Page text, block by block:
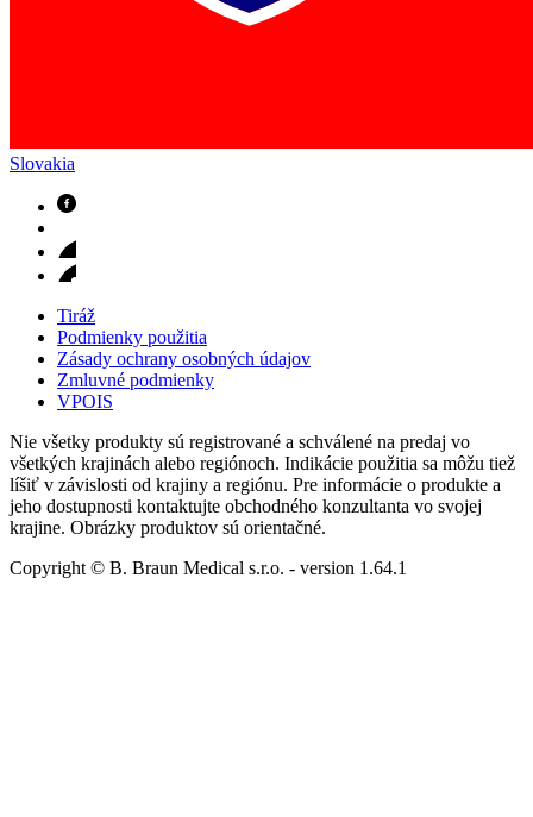
Slovakia
Tiráž
Podmienky použitia
Zásady ochrany osobných údajov
Zmluvné podmienky
VPOIS
Nie všetky produkty sú registrované a schválené na predaj vo
všetkých krajinách alebo regiónoch. Indikácie použitia sa môžu tiež
líšiť v závislosti od krajiny a regiónu. Pre informácie o produkte a
jeho dostupnosti kontaktujte obchodného konzultanta vo svojej
krajine. Obrázky produktov sú orientačné.
Copyright © B. Braun Medical s.r.o. - version 1.64.1